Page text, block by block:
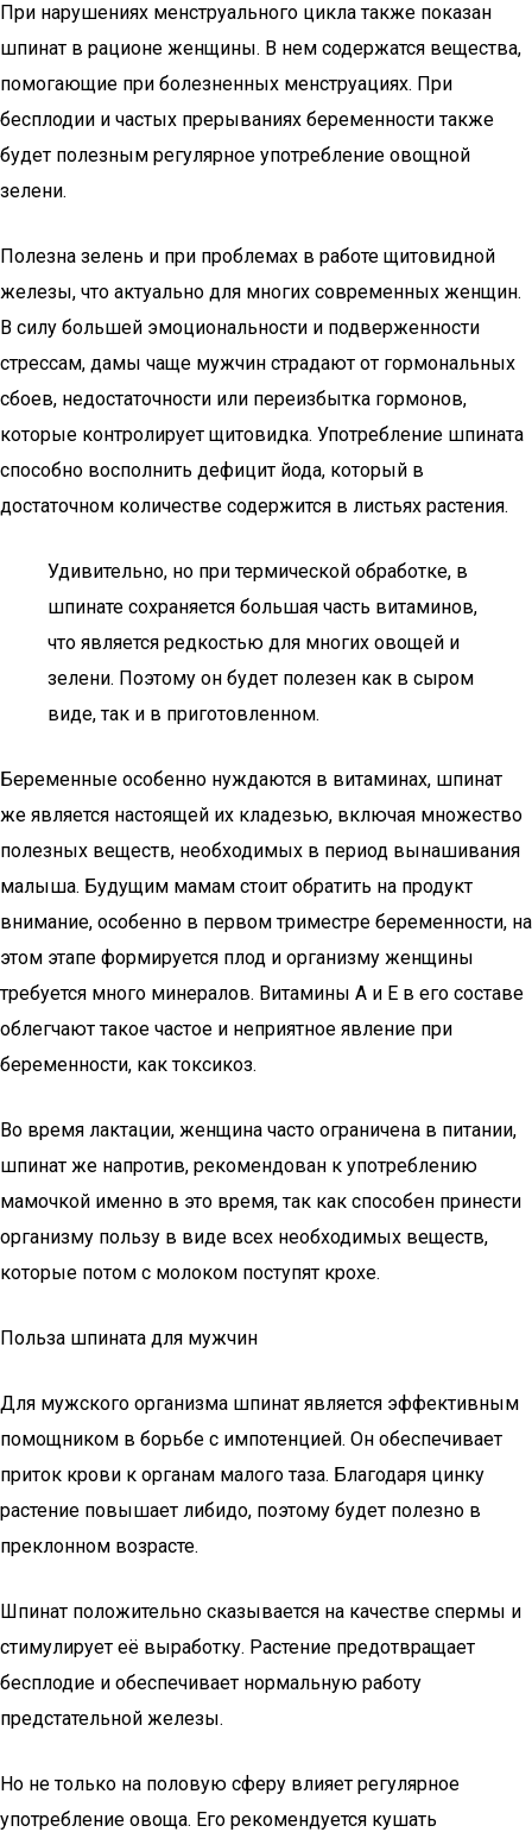
При нарушениях менструального цикла также показан
шпинат в рационе женщины. В нем содержатся вещества,
помогающие при болезненных менструациях. При
бесплодии и частых прерываниях беременности также
будет полезным регулярное употребление овощной
зелени.
Полезна зелень и при проблемах в работе щитовидной
железы, что актуально для многих современных женщин.
В силу большей эмоциональности и подверженности
стрессам, дамы чаще мужчин страдают от гормональных
сбоев, недостаточности или переизбытка гормонов,
которые контролирует щитовидка. Употребление шпината
способно восполнить дефицит йода, который в
достаточном количестве содержится в листьях растения.
Удивительно, но при термической обработке, в
шпинате сохраняется большая часть витаминов,
что является редкостью для многих овощей и
зелени. Поэтому он будет полезен как в сыром
виде, так и в приготовленном.
Беременные особенно нуждаются в витаминах, шпинат
же является настоящей их кладезью, включая множество
полезных веществ, необходимых в период вынашивания
малыша. Будущим мамам стоит обратить на продукт
внимание, особенно в первом триместре беременности, на
этом этапе формируется плод и организму женщины
требуется много минералов. Витамины А и Е в его составе
облегчают такое частое и неприятное явление при
беременности, как токсикоз.
Во время лактации, женщина часто ограничена в питании,
шпинат же напротив, рекомендован к употреблению
мамочкой именно в это время, так как способен принести
организму пользу в виде всех необходимых веществ,
которые потом с молоком поступят крохе.
Польза шпината для мужчин
Для мужского организма шпинат является эффективным
помощником в борьбе с импотенцией. Он обеспечивает
приток крови к органам малого таза. Благодаря цинку
растение повышает либидо, поэтому будет полезно в
преклонном возрасте.
Шпинат положительно сказывается на качестве спермы и
стимулирует её выработку. Растение предотвращает
бесплодие и обеспечивает нормальную работу
предстательной железы.
Но не только на половую сферу влияет регулярное
употребление овоща. Его рекомендуется кушать